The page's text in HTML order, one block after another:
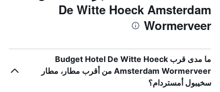
De Witte Hoeck Amsterdam
Wormerveer
ما مدى قرب Budget Hotel De Witte Hoeck
Amsterdam Wormerveer من أقرب مطار، مطار
سخيبول أمستردام؟